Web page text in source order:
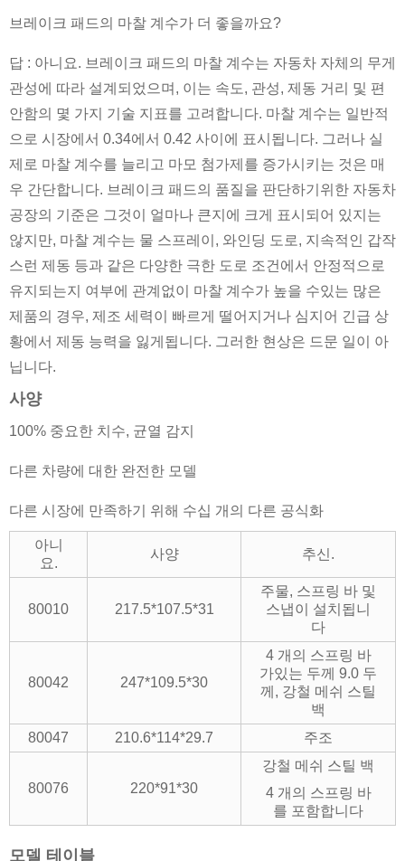
브레이크 패드의 마찰 계수가 더 좋을까요?
답 : 아니요. 브레이크 패드의 마찰 계수는 자동차 자체의 무게
관성에 따라 설계되었으며, 이는 속도, 관성, 제동 거리 및 편
안함의 몇 가지 기술 지표를 고려합니다. 마찰 계수는 일반적
으로 시장에서 0.34에서 0.42 사이에 표시됩니다. 그러나 실
제로 마찰 계수를 늘리고 마모 첨가제를 증가시키는 것은 매
우 간단합니다. 브레이크 패드의 품질을 판단하기위한 자동차
공장의 기준은 그것이 얼마나 큰지에 크게 표시되어 있지는
않지만, 마찰 계수는 물 스프레이, 와인딩 도로, 지속적인 갑작
스런 제동 등과 같은 다양한 극한 도로 조건에서 안정적으로
유지되는지 여부에 관계없이 마찰 계수가 높을 수있는 많은
제품의 경우, 제조 세력이 빠르게 떨어지거나 심지어 긴급 상
황에서 제동 능력을 잃게됩니다. 그러한 현상은 드문 일이 아
닙니다.
사양
100% 중요한 치수, 균열 감지
다른 차량에 대한 완전한 모델
다른 시장에 만족하기 위해 수십 개의 다른 공식화
아니
요.
사양 추신.
80010 217.5*107.5*31
주물, 스프링 바 및
스냅이 설치됩니
다
80042 247*109.5*30
4 개의 스프링 바
가있는 두께 9.0 두
께, 강철 메쉬 스틸
백
80047
210.6*114*29.7 주조
80076 220*91*30
강철 메쉬 스틸 백
4 개의 스프링 바
를 포함합니다
모델 테이블